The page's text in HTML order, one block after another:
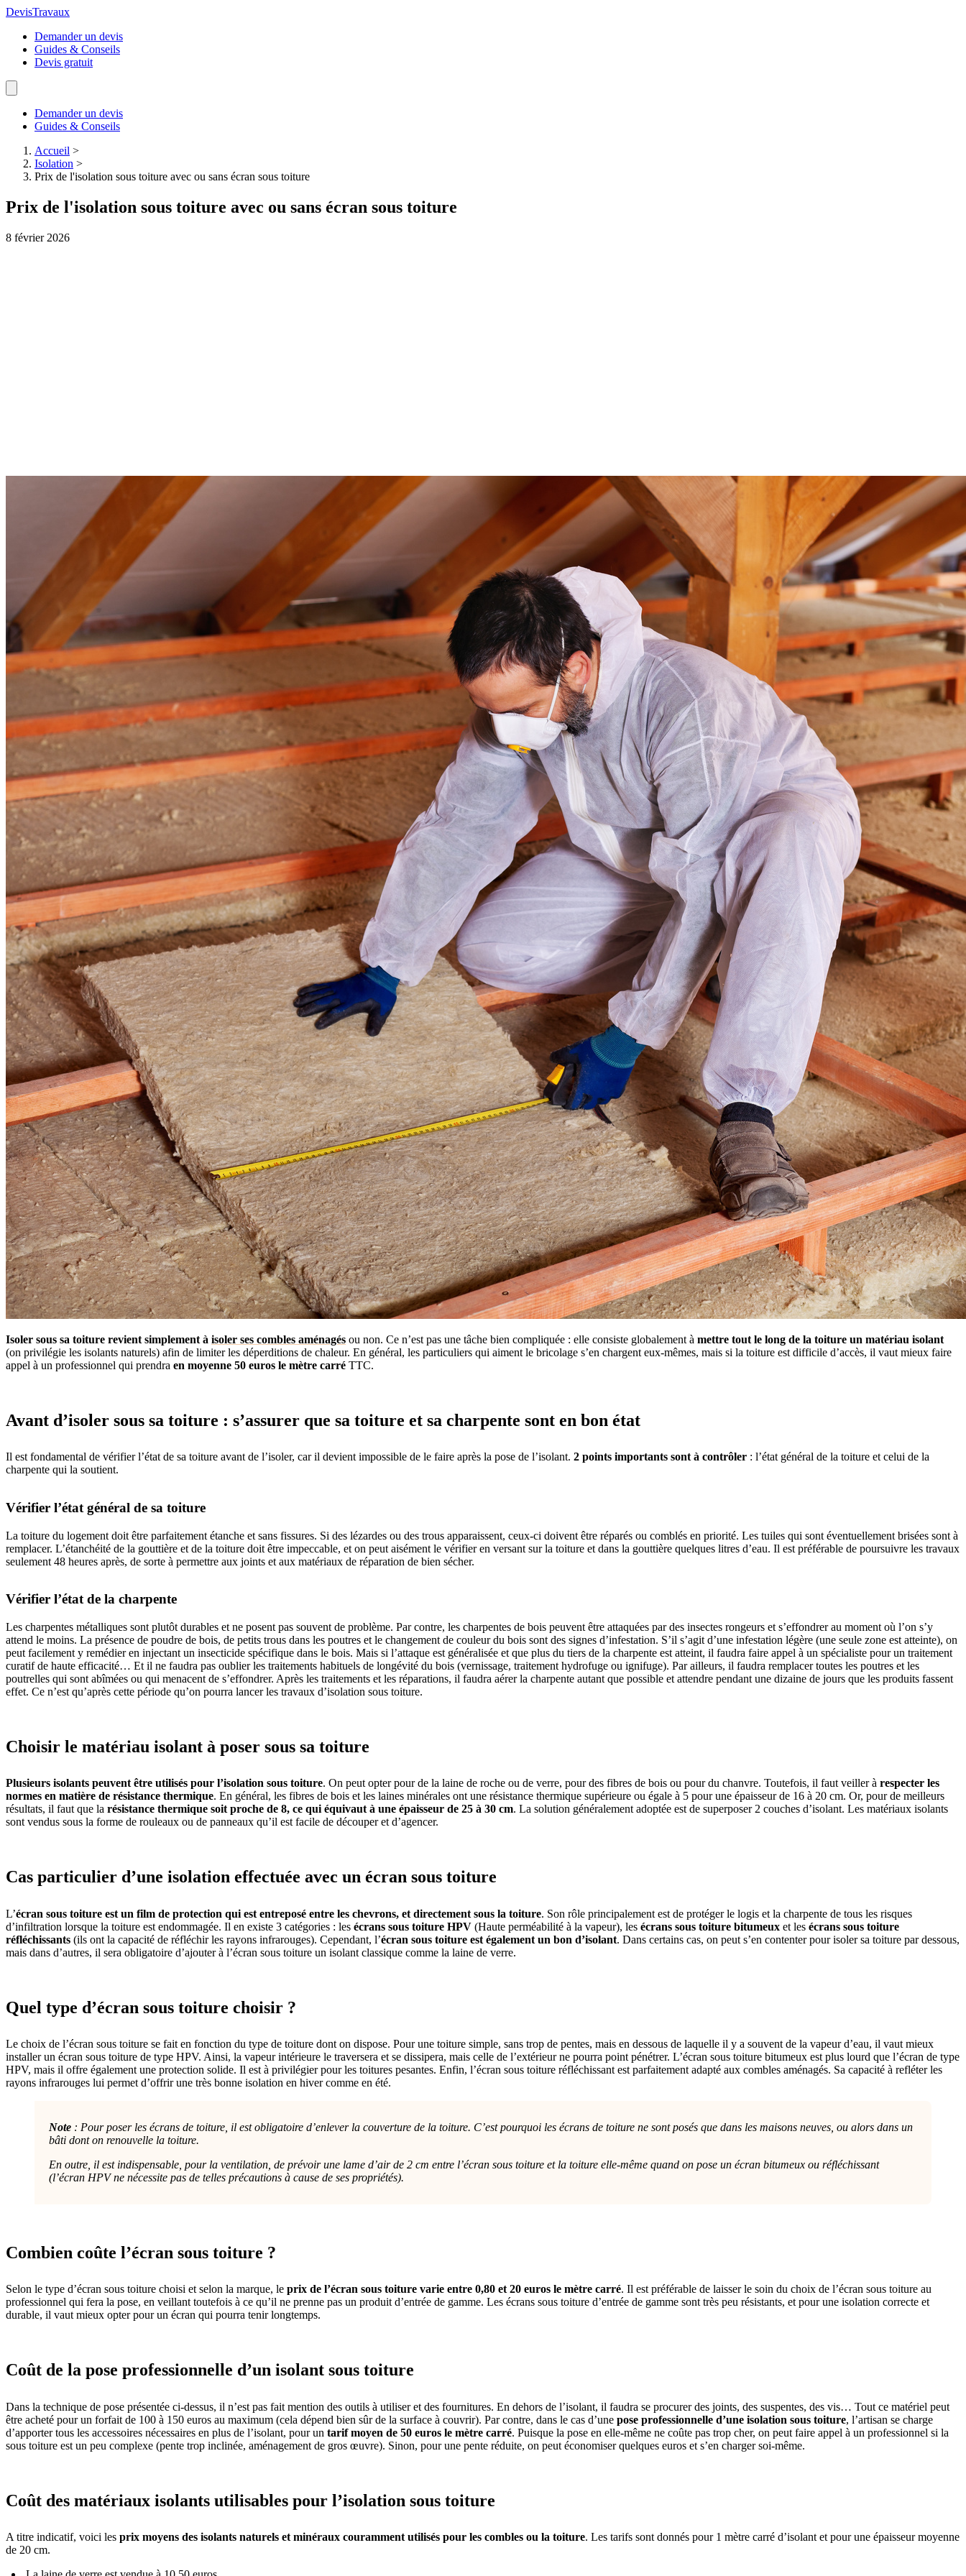
DevisTravaux
Demander un devis
Guides & Conseils
Devis gratuit
Demander un devis
Guides & Conseils
Accueil >
Isolation >
Prix de l'isolation sous toiture avec ou sans écran sous toiture
Prix de l'isolation sous toiture avec ou sans écran sous toiture
8 février 2026
Isoler sous sa toiture revient simplement à isoler ses combles aménagés ou non. Ce n’est pas une tâche bien compliquée : elle consiste globalement à mettre tout le long de la toiture un matériau isolant
(on privilégie les isolants naturels) afin de limiter les déperditions de chaleur. En général, les particuliers qui aiment le bricolage s’en chargent eux-mêmes, mais si la toiture est difficile d’accès, il vaut mieux faire
appel à un professionnel qui prendra en moyenne 50 euros le mètre carré TTC.
Avant d’isoler sous sa toiture : s’assurer que sa toiture et sa charpente sont en bon état
Il est fondamental de vérifier l’état de sa toiture avant de l’isoler, car il devient impossible de le faire après la pose de l’isolant. 2 points importants sont à contrôler : l’état général de la toiture et celui de la
charpente qui la soutient.
Vérifier l’état général de sa toiture
La toiture du logement doit être parfaitement étanche et sans fissures. Si des lézardes ou des trous apparaissent, ceux-ci doivent être réparés ou comblés en priorité. Les tuiles qui sont éventuellement brisées sont à
remplacer. L’étanchéité de la gouttière et de la toiture doit être impeccable, et on peut aisément le vérifier en versant sur la toiture et dans la gouttière quelques litres d’eau. Il est préférable de poursuivre les travaux
seulement 48 heures après, de sorte à permettre aux joints et aux matériaux de réparation de bien sécher.
Vérifier l’état de la charpente
Les charpentes métalliques sont plutôt durables et ne posent pas souvent de problème. Par contre, les charpentes de bois peuvent être attaquées par des insectes rongeurs et s’effondrer au moment où l’on s’y
attend le moins. La présence de poudre de bois, de petits trous dans les poutres et le changement de couleur du bois sont des signes d’infestation. S’il s’agit d’une infestation légère (une seule zone est atteinte), on
peut facilement y remédier en injectant un insecticide spécifique dans le bois. Mais si l’attaque est généralisée et que plus du tiers de la charpente est atteint, il faudra faire appel à un spécialiste pour un traitement
curatif de haute efficacité… Et il ne faudra pas oublier les traitements habituels de longévité du bois (vernissage, traitement hydrofuge ou ignifuge). Par ailleurs, il faudra remplacer toutes les poutres et les
poutrelles qui sont abîmées ou qui menacent de s’effondrer. Après les traitements et les réparations, il faudra aérer la charpente autant que possible et attendre pendant une dizaine de jours que les produits fassent
effet. Ce n’est qu’après cette période qu’on pourra lancer les travaux d’isolation sous toiture.
Choisir le matériau isolant à poser sous sa toiture
Plusieurs isolants peuvent être utilisés pour l’isolation sous toiture. On peut opter pour de la laine de roche ou de verre, pour des fibres de bois ou pour du chanvre. Toutefois, il faut veiller à respecter les
normes en matière de résistance thermique. En général, les fibres de bois et les laines minérales ont une résistance thermique supérieure ou égale à 5 pour une épaisseur de 16 à 20 cm. Or, pour de meilleurs
résultats, il faut que la résistance thermique soit proche de 8, ce qui équivaut à une épaisseur de 25 à 30 cm. La solution généralement adoptée est de superposer 2 couches d’isolant. Les matériaux isolants
sont vendus sous la forme de rouleaux ou de panneaux qu’il est facile de découper et d’agencer.
Cas particulier d’une isolation effectuée avec un écran sous toiture
L’écran sous toiture est un film de protection qui est entreposé entre les chevrons, et directement sous la toiture. Son rôle principalement est de protéger le logis et la charpente de tous les risques
d’infiltration lorsque la toiture est endommagée. Il en existe 3 catégories : les écrans sous toiture HPV (Haute perméabilité à la vapeur), les écrans sous toiture bitumeux et les écrans sous toiture
réfléchissants (ils ont la capacité de réfléchir les rayons infrarouges). Cependant, l’écran sous toiture est également un bon d’isolant. Dans certains cas, on peut s’en contenter pour isoler sa toiture par dessous,
mais dans d’autres, il sera obligatoire d’ajouter à l’écran sous toiture un isolant classique comme la laine de verre.
Quel type d’écran sous toiture choisir ?
Le choix de l’écran sous toiture se fait en fonction du type de toiture dont on dispose. Pour une toiture simple, sans trop de pentes, mais en dessous de laquelle il y a souvent de la vapeur d’eau, il vaut mieux
installer un écran sous toiture de type HPV. Ainsi, la vapeur intérieure le traversera et se dissipera, mais celle de l’extérieur ne pourra point pénétrer. L’écran sous toiture bitumeux est plus lourd que l’écran de type
HPV, mais il offre également une protection solide. Il est à privilégier pour les toitures pesantes. Enfin, l’écran sous toiture réfléchissant est parfaitement adapté aux combles aménagés. Sa capacité à refléter les
rayons infrarouges lui permet d’offrir une très bonne isolation en hiver comme en été.
Note : Pour poser les écrans de toiture, il est obligatoire d’enlever la couverture de la toiture. C’est pourquoi les écrans de toiture ne sont posés que dans les maisons neuves, ou alors dans un
bâti dont on renouvelle la toiture.
En outre, il est indispensable, pour la ventilation, de prévoir une lame d’air de 2 cm entre l’écran sous toiture et la toiture elle-même quand on pose un écran bitumeux ou réfléchissant
(l’écran HPV ne nécessite pas de telles précautions à cause de ses propriétés).
Combien coûte l’écran sous toiture ?
Selon le type d’écran sous toiture choisi et selon la marque, le prix de l’écran sous toiture varie entre 0,80 et 20 euros le mètre carré. Il est préférable de laisser le soin du choix de l’écran sous toiture au
professionnel qui fera la pose, en veillant toutefois à ce qu’il ne prenne pas un produit d’entrée de gamme. Les écrans sous toiture d’entrée de gamme sont très peu résistants, et pour une isolation correcte et
durable, il vaut mieux opter pour un écran qui pourra tenir longtemps.
Coût de la pose professionnelle d’un isolant sous toiture
Dans la technique de pose présentée ci-dessus, il n’est pas fait mention des outils à utiliser et des fournitures. En dehors de l’isolant, il faudra se procurer des joints, des suspentes, des vis… Tout ce matériel peut
être acheté pour un forfait de 100 à 150 euros au maximum (cela dépend bien sûr de la surface à couvrir). Par contre, dans le cas d’une pose professionnelle d’une isolation sous toiture, l’artisan se charge
d’apporter tous les accessoires nécessaires en plus de l’isolant, pour un tarif moyen de 50 euros le mètre carré. Puisque la pose en elle-même ne coûte pas trop cher, on peut faire appel à un professionnel si la
sous toiture est un peu complexe (pente trop inclinée, aménagement de gros œuvre). Sinon, pour une pente réduite, on peut économiser quelques euros et s’en charger soi-même.
Coût des matériaux isolants utilisables pour l’isolation sous toiture
A titre indicatif, voici les prix moyens des isolants naturels et minéraux couramment utilisés pour les combles ou la toiture. Les tarifs sont donnés pour 1 mètre carré d’isolant et pour une épaisseur moyenne
de 20 cm.